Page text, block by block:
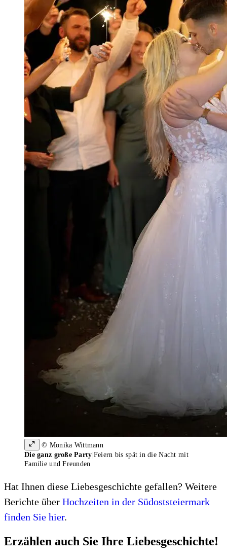
© Monika Wittmann
Die ganz große Party Feiern bis spät in die Nacht mit
Familie und Freunden
Hat Ihnen diese Liebesgeschichte gefallen? Weitere
Berichte über Hochzeiten in der Südoststeiermark
finden Sie hier.
Erzählen auch Sie Ihre Liebesgeschichte!